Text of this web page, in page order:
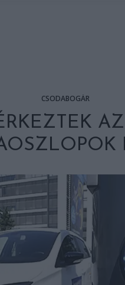
CSODABOGÁR